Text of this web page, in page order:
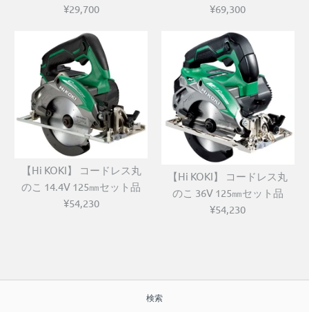
¥29,700
¥69,300
【Hi KOKI】 コードレス丸
のこ 14.4V 125㎜セット品
¥54,230
【Hi KOKI】 コードレス丸
のこ 36V 125㎜セット品
¥54,230
検索